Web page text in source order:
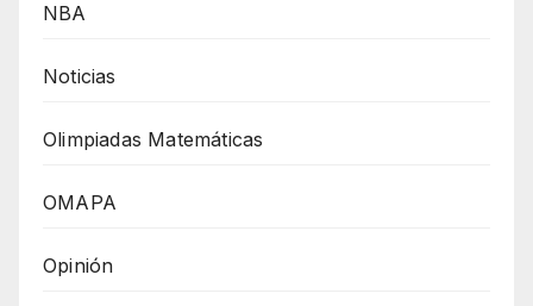
NBA
Noticias
Olimpiadas Matemáticas
OMAPA
Opinión